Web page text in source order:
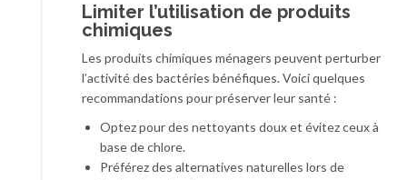
Limiter l’utilisation de produits
chimiques
Les produits chimiques ménagers peuvent perturber
l’activité des bactéries bénéfiques. Voici quelques
recommandations pour préserver leur santé :
Optez pour des nettoyants doux et évitez ceux à
base de chlore.
Préférez des alternatives naturelles lors de